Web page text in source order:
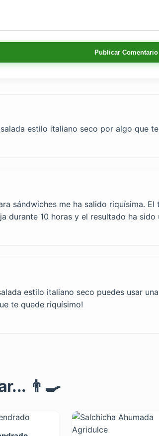
Publicar Comentario
estilo italiano seco por algo que
sándwiches me ha salido riquísima.
durante 10 horas y el resultado ha
estilo italiano seco puedes usar
te quede riquísimo!
👨‍🍳